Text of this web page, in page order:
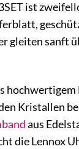
ist
gleiten sanft
Kristallen
aus
die Lennox